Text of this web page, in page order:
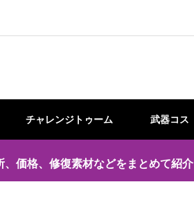
チャレンジトゥーム 武器コス
価格、修復素材などをまとめて紹介